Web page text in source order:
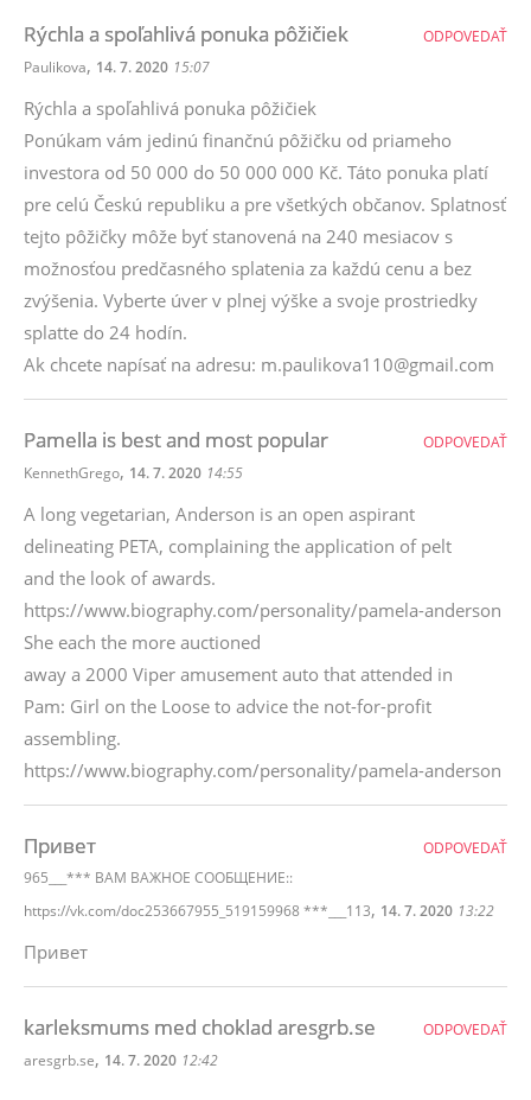
Rýchla a spoľahlivá ponuka pôžičiek
Paulikova, 14. 7. 2020 15:07
Rýchla a spoľahlivá ponuka pôžičiek
Ponúkam vám jedinú finančnú pôžičku od priameho
investora od 50 000 do 50 000 000 Kč. Táto ponuka platí
pre celú Českú republiku a pre všetkých občanov. Splatnosť
tejto pôžičky môže byť stanovená na 240 mesiacov s
možnosťou predčasného splatenia za každú cenu a bez
zvýšenia. Vyberte úver v plnej výške a svoje prostriedky
splatte do 24 hodín.
Ak chcete napísať na adresu: m.paulikova110@gmail.com
ODPOVEDAŤ
Pamella is best and most popular
KennethGrego, 14. 7. 2020 14:55
A long vegetarian, Anderson is an open aspirant
delineating PETA, complaining the application of pelt
and the look of awards.
https://www.biography.com/personality/pamela-anderson
She each the more auctioned
away a 2000 Viper amusement auto that attended in
Pam: Girl on the Loose to advice the not-for-profit
assembling.
https://www.biography.com/personality/pamela-anderson
ODPOVEDAŤ
Привет
965___*** ВАМ ВАЖНОЕ СООБЩЕНИЕ::
https://vk.com/doc253667955_519159968 ***___113, 14. 7. 2020 13:22
Привет
ODPOVEDAŤ
karleksmums med choklad aresgrb.se
aresgrb.se, 14. 7. 2020 12:42
ODPOVEDAŤ